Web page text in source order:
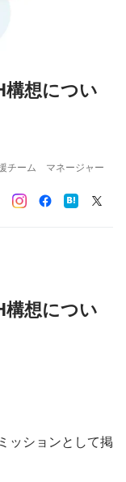
構想につい
チーム マネージャー
構想につい
ッションとして掲